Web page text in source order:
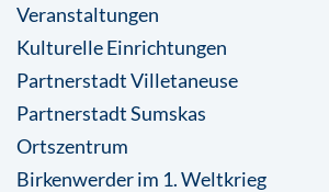
Veranstaltungen
Kulturelle Einrichtungen
Partnerstadt Villetaneuse
Partnerstadt Sumskas
Ortszentrum
Birkenwerder im 1. Weltkrieg